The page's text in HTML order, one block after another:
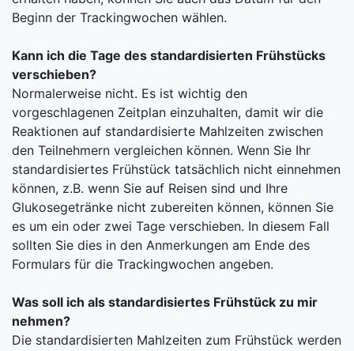
Beginn der Trackingwochen wählen.
Kann ich die Tage des standardisierten Frühstücks
verschieben?
Normalerweise nicht. Es ist wichtig den
vorgeschlagenen Zeitplan einzuhalten, damit wir die
Reaktionen auf standardisierte Mahlzeiten zwischen
den Teilnehmern vergleichen können. Wenn Sie Ihr
standardisiertes Frühstück tatsächlich nicht einnehmen
können, z.B. wenn Sie auf Reisen sind und Ihre
Glukosegetränke nicht zubereiten können, können Sie
es um ein oder zwei Tage verschieben. In diesem Fall
sollten Sie dies in den Anmerkungen am Ende des
Formulars für die Trackingwochen angeben.
Was soll ich als standardisiertes Frühstück zu mir
nehmen?
Die standardisierten Mahlzeiten zum Frühstück werden